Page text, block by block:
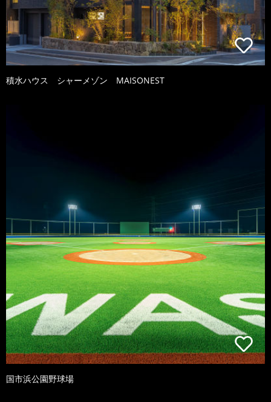
積水ハウス シャーメゾン MAISONEST
国市浜公園野球場